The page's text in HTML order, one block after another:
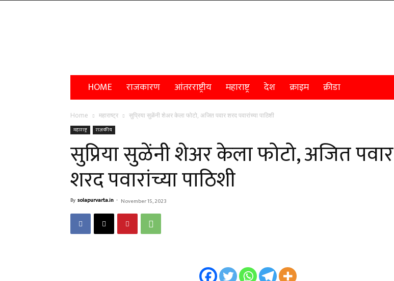
HOME राजकारण आंतरराष्ट्रीय महाराष्ट्र देश क्राइम क्रीडा
Home महाराष्ट्र सुप्रिया सुळेंनी शेअर केला फोटो, अजित पवार शरद पवारांच्या पाठिशी
महाराष्ट्र राजकीय
सुप्रिया सुळेंनी शेअर केला फोटो, अजित पवार
शरद पवारांच्या पाठिशी
By solapurvarta.in - November 15, 2023